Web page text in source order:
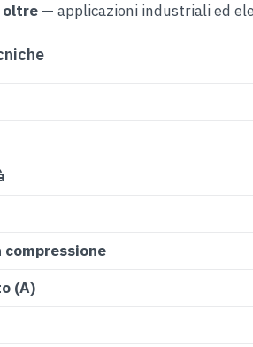
oltre — applicazioni industriali ed
compressione
(A)